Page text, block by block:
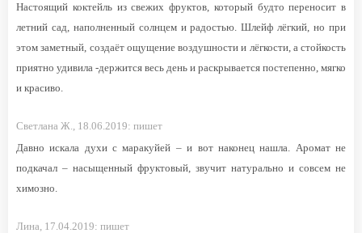
Настоящий коктейль из свежих фруктов, который будто переносит в
летний сад, наполненный солнцем и радостью. Шлейф лёгкий, но при
этом заметный, создаёт ощущение воздушности и лёгкости, а стойкость
приятно удивила -держится весь день и раскрывается постепенно, мягко
и красиво.
Светлана Ж., 18.06.2019: пишет
Давно искала духи с маракуйей – и вот наконец нашла. Аромат не
подкачал – насыщенный фруктовый, звучит натурально и совсем не
химозно.
Лина, 17.04.2019: пишет